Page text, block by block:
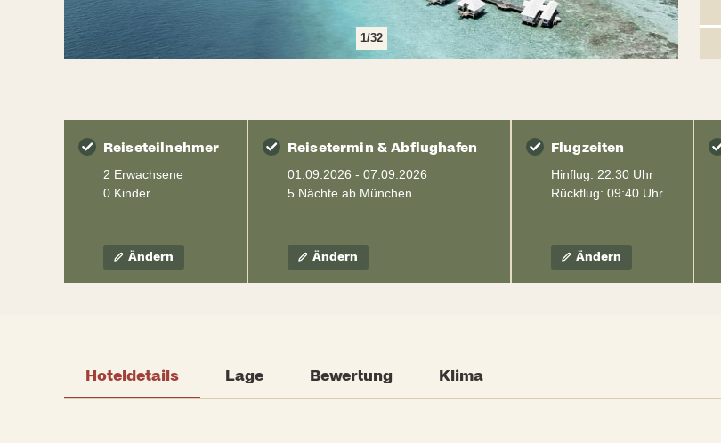
1/32
Reiseteilnehmer
2 Erwachsene
0 Kinder
Ändern
Reisetermin & Abflughafen
01.09.2026 - 07.09.2026
5 Nächte ab München
Ändern
Flugzeiten
Hinflug: 22:30 Uhr
Rückflug: 09:40 Uhr
Ändern
Hoteldetails Lage Bewertung Klima